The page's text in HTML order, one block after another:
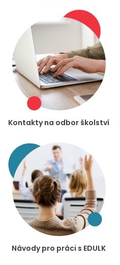
Kontakty na odbor školství
Návody pro práci s EDULK